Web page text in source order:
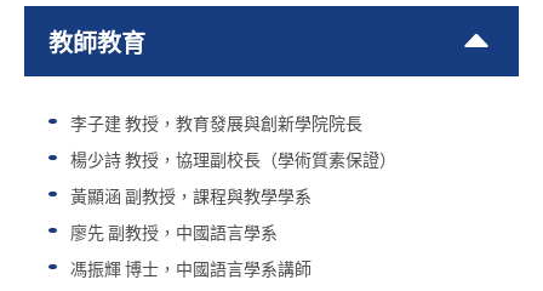
教師教育
李子建 教授，教育發展與創新學院院長
楊少詩 教授，協理副校長（學術質素保證）
黃顯涵 副教授，課程與教學學系
廖先 副教授，中國語言學系
馮振輝 博士，中國語言學系講師